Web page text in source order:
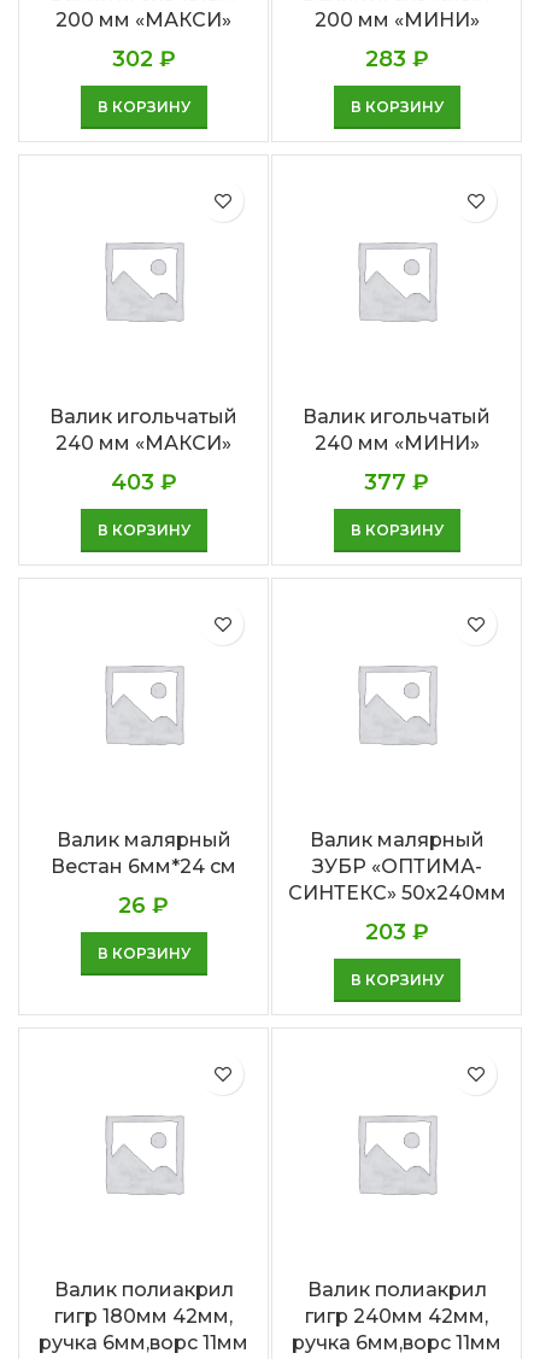
200 мм «МАКСИ»
302 ₽
В КОРЗИНУ
200 мм «МИНИ»
283 ₽
В КОРЗИНУ
Валик игольчатый
240 мм «МАКСИ»
403 ₽
В КОРЗИНУ
Валик игольчатый
240 мм «МИНИ»
377 ₽
В КОРЗИНУ
Валик малярный
Вестан 6мм*24 см
26 ₽
В КОРЗИНУ
Валик малярный
ЗУБР «ОПТИМА-
СИНТЕКС» 50х240мм
203 ₽
В КОРЗИНУ
Валик полиакрил
гигр 180мм 42мм,
ручка 6мм,ворс 11мм
Валик полиакрил
гигр 240мм 42мм,
ручка 6мм,ворс 11мм